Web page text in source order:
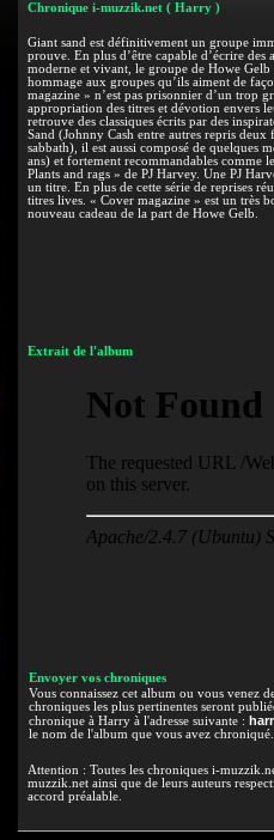
Chronique i-muzzik.net ( Harry )
Giant sand est définitivement un groupe
prouve. En plus d’être capable d’écrire des
moderne et vivant, le groupe de Howe Gelb
hommage aux groupes qu’ils aiment de
magazine » n’est pas prisonnier d’un trop
appropriation des titres et dévotion envers
retrouve des classiques écrits par des
Sand (Johnny Cash entre autres repris
sabbath), il est aussi composé de quelques
ans) et fortement recommandables comme
Plants and rags » de PJ Harvey. Une PJ
un titre. En plus de cette série de reprises
titres lives. « Cover magazine » est un très
nouveau cadeau de la part de Howe Gelb.
Extrait de l'album
Envoyer vos chroniques
Vous connaissez cet album ou vous venez
chroniques les plus pertinentes seront
chronique à Harry à l'adresse suivante :
le nom de l'album que vous avez
Attention : Toutes les chroniques i-
muzzik.net ainsi que de leurs auteurs
accord préalable.